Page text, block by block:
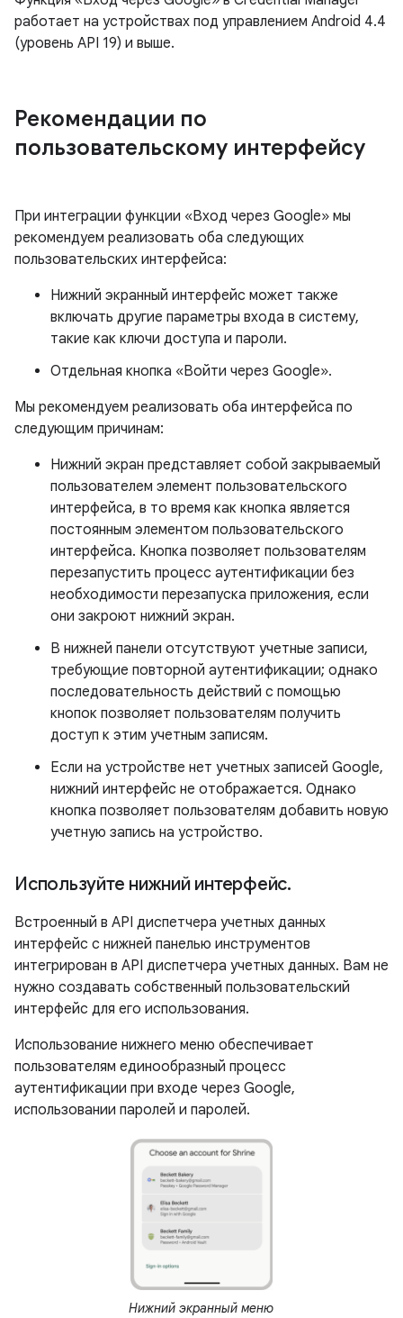
работает на устройствах под управлением Android 4.4
(уровень API 19) и выше.
Рекомендации по
пользовательскому интерфейсу
При интеграции функции «Вход через Google» мы
рекомендуем реализовать оба следующих
пользовательских интерфейса:
Нижний экранный интерфейс может также
включать другие параметры входа в систему,
такие как ключи доступа и пароли.
Отдельная кнопка «Войти через Google».
Мы рекомендуем реализовать оба интерфейса по
следующим причинам:
Нижний экран представляет собой закрываемый
пользователем элемент пользовательского
интерфейса, в то время как кнопка является
постоянным элементом пользовательского
интерфейса. Кнопка позволяет пользователям
перезапустить процесс аутентификации без
необходимости перезапуска приложения, если
они закроют нижний экран.
В нижней панели отсутствуют учетные записи,
требующие повторной аутентификации; однако
последовательность действий с помощью
кнопок позволяет пользователям получить
доступ к этим учетным записям.
Если на устройстве нет учетных записей Google,
нижний интерфейс не отображается. Однако
кнопка позволяет пользователям добавить новую
учетную запись на устройство.
Используйте нижний интерфейс.
Встроенный в API диспетчера учетных данных
интерфейс с нижней панелью инструментов
интегрирован в API диспетчера учетных данных. Вам не
нужно создавать собственный пользовательский
интерфейс для его использования.
Использование нижнего меню обеспечивает
пользователям единообразный процесс
аутентификации при входе через Google,
использовании паролей и паролей.
Нижний экранный меню